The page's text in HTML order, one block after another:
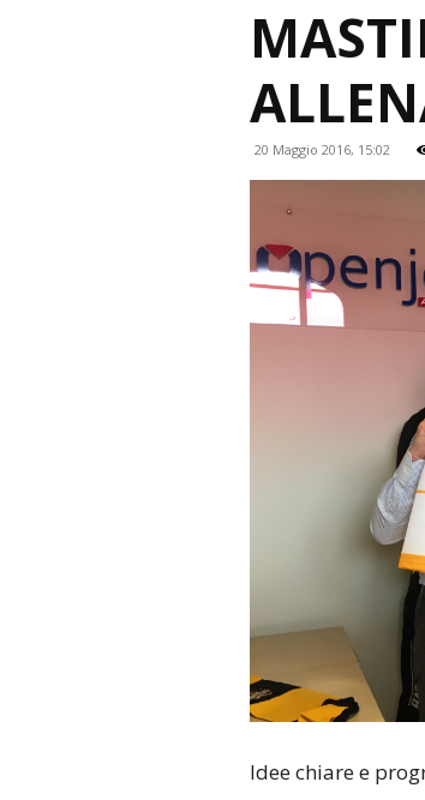
20 Maggio 2016, 15:02
Idee chiare e